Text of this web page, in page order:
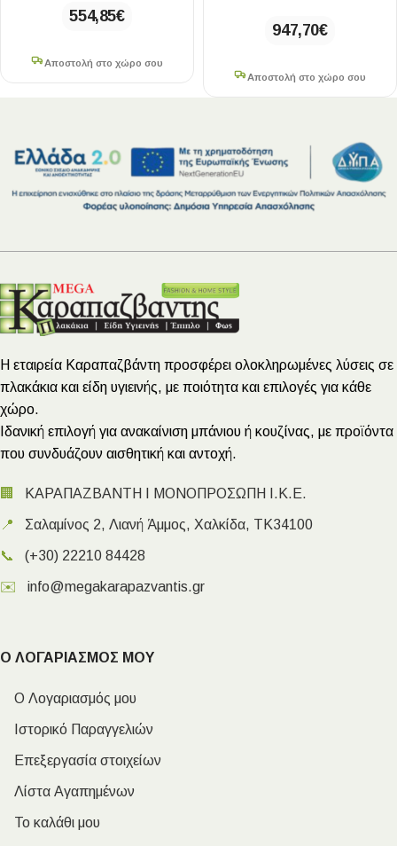
554,85€
Αποστολή στο χώρο σου
947,70€
Αποστολή στο χώρο σου
Η εταιρεία Καραπαζβάντη προσφέρει ολοκληρωμένες λύσεις σε
πλακάκια και είδη υγιεινής, με ποιότητα και επιλογές για κάθε
χώρο.
Ιδανική επιλογή για ανακαίνιση μπάνιου ή κουζίνας, με προϊόντα
που συνδυάζουν αισθητική και αντοχή.
🏢 ΚΑΡΑΠΑΖΒΑΝΤΗ Ι ΜΟΝΟΠΡΟΣΩΠΗ Ι.Κ.Ε.
📍 Σαλαμίνος 2, Λιανή Άμμος, Χαλκίδα, ΤΚ34100
📞 (+30) 22210 84428
✉️ info@megakarapazvantis.gr
Ο ΛΟΓΑΡΙΑΣΜΟΣ ΜΟΥ
Ο Λογαριασμός μου
Ιστορικό Παραγγελιών
Επεξεργασία στοιχείων
Λίστα Αγαπημένων
Το καλάθι μου